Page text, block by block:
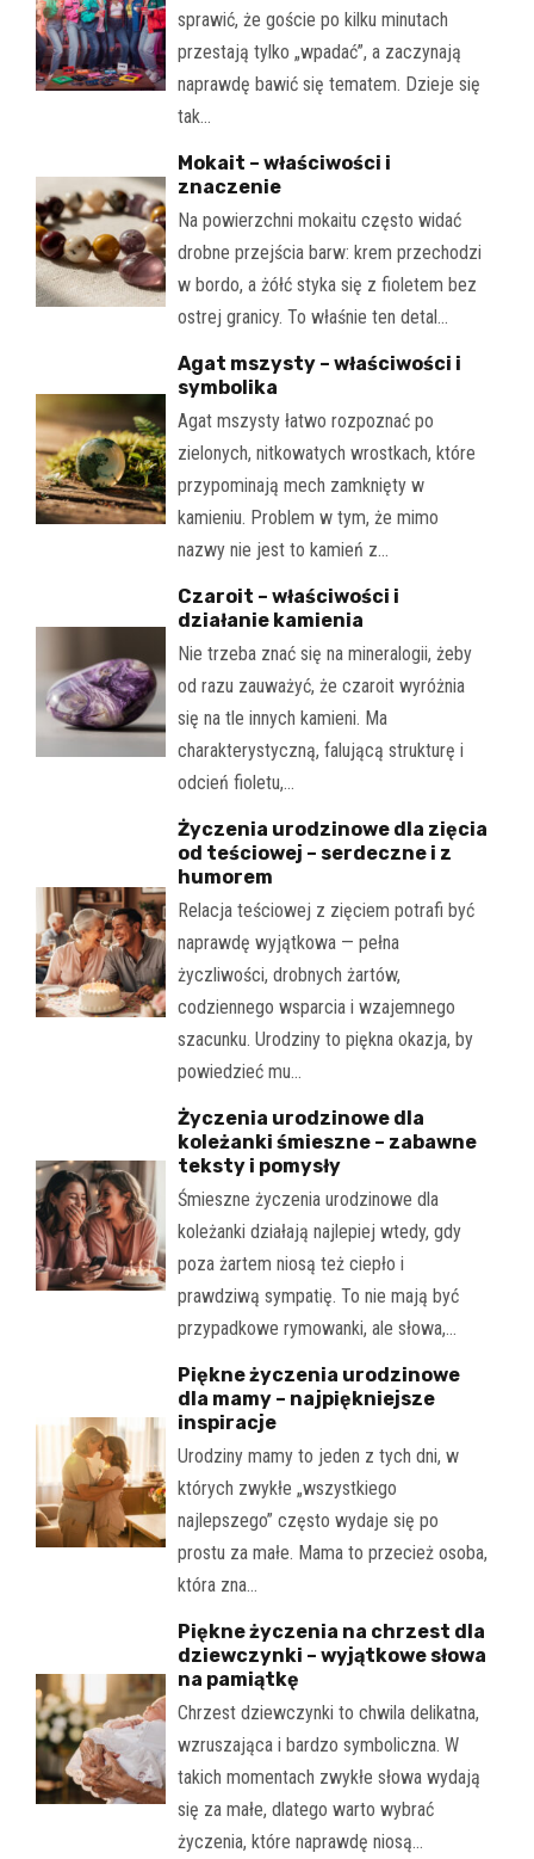
sprawić, że goście po kilku minutach
przestają tylko „wpadać”, a zaczynają
naprawdę bawić się tematem. Dzieje się
tak…
Mokait – właściwości i
znaczenie
Na powierzchni mokaitu często widać
drobne przejścia barw: krem przechodzi
w bordo, a żółć styka się z fioletem bez
ostrej granicy. To właśnie ten detal…
Agat mszysty – właściwości i
symbolika
Agat mszysty łatwo rozpoznać po
zielonych, nitkowatych wrostkach, które
przypominają mech zamknięty w
kamieniu. Problem w tym, że mimo
nazwy nie jest to kamień z…
Czaroit – właściwości i
działanie kamienia
Nie trzeba znać się na mineralogii, żeby
od razu zauważyć, że czaroit wyróżnia
się na tle innych kamieni. Ma
charakterystyczną, falującą strukturę i
odcień fioletu,…
Życzenia urodzinowe dla zięcia
od teściowej – serdeczne i z
humorem
Relacja teściowej z zięciem potrafi być
naprawdę wyjątkowa — pełna
życzliwości, drobnych żartów,
codziennego wsparcia i wzajemnego
szacunku. Urodziny to piękna okazja, by
powiedzieć mu…
Życzenia urodzinowe dla
koleżanki śmieszne – zabawne
teksty i pomysły
Śmieszne życzenia urodzinowe dla
koleżanki działają najlepiej wtedy, gdy
poza żartem niosą też ciepło i
prawdziwą sympatię. To nie mają być
przypadkowe rymowanki, ale słowa,…
Piękne życzenia urodzinowe
dla mamy – najpiękniejsze
inspiracje
Urodziny mamy to jeden z tych dni, w
których zwykłe „wszystkiego
najlepszego” często wydaje się po
prostu za małe. Mama to przecież osoba,
która zna…
Piękne życzenia na chrzest dla
dziewczynki – wyjątkowe słowa
na pamiątkę
Chrzest dziewczynki to chwila delikatna,
wzruszająca i bardzo symboliczna. W
takich momentach zwykłe słowa wydają
się za małe, dlatego warto wybrać
życzenia, które naprawdę niosą…